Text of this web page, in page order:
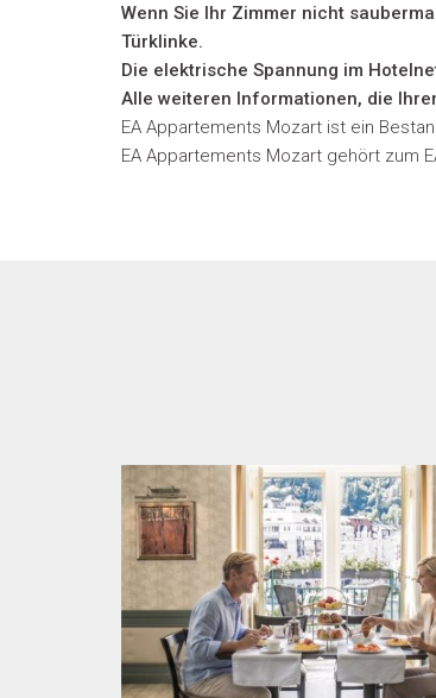
Wenn Sie Ihr Zimmer nicht
Türklinke.
Die elektrische Spannung im
Alle weiteren Informationen, die
EA Appartements Mozart ist ein
EA Appartements Mozart gehört zum